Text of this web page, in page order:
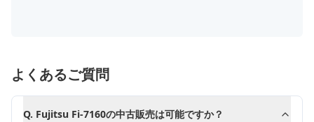
よくあるご質問
Q. Fujitsu Fi-7160の中古販売は可能ですか？